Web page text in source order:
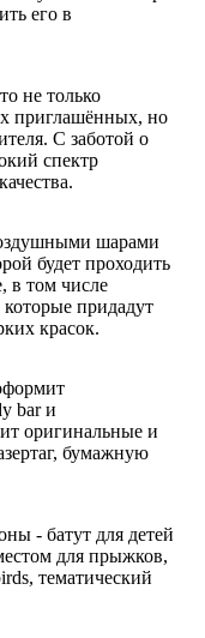
его в
не только
приглашённых, но
С заботой о
спектр
шарами
будет проходить
в том числе
придадут
красок.
bar и
оригинальные и
бумажную
- батут для детей
для прыжков,
тематический